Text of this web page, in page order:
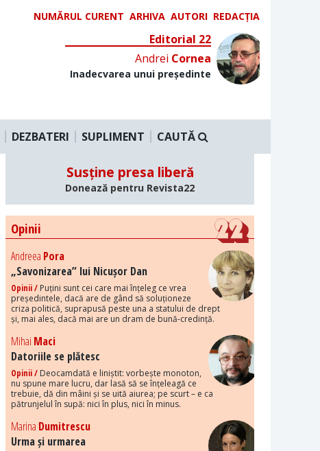
NUMĂRUL CURENT ARHIVA AUTORI REDACȚIA
Editorial 22
Andrei Cornea
Inadecvarea unui președinte
DEZBATERI SUPLIMENT CAUTĂ
Susține presa liberă
Donează pentru Revista22
Opinii
Andreea Pora
„Savonizarea” lui Nicușor Dan
Opinii / Puțini sunt cei care mai înțeleg ce vrea
președintele, dacă are de gând să soluționeze
criza politică, suprapusă peste una a statului de drept
și, mai ales, dacă mai are un dram de bună-credință.
Mihai Maci
Datoriile se plătesc
Opinii / Deocamdată e liniștit: vorbește monoton,
nu spune mare lucru, dar lasă să se înțeleagă ce
trebuie, dă din mâini și se uită aiurea; pe scurt – e ca
pătrunjelul în supă: nici în plus, nici în minus.
Marina Dumitrescu
Urma și urmarea